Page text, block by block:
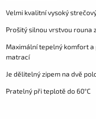
Velmi kvalitní vysoký
Prošitý silnou vrstvou rouna
Maximální tepelný komfort
matrací
Je dělitelný zipem na dvě
Pratelný při teplotě do 60°C